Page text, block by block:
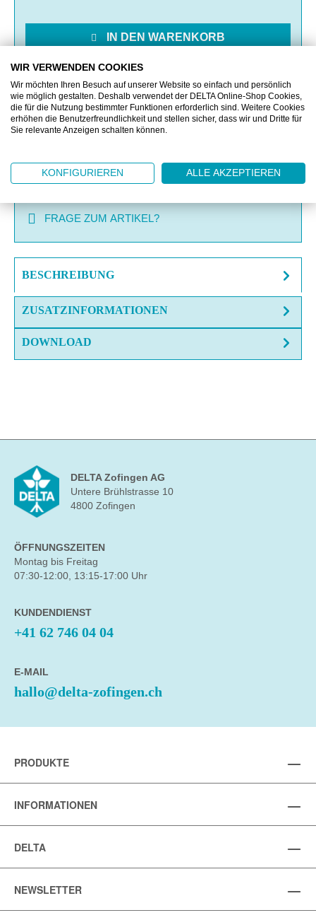
IN DEN WARENKORB
VERGLEICHEN
OFFERTE EINHOLEN
FRAGE ZUM ARTIKEL?
BESCHREIBUNG
ZUSATZINFORMATIONEN
DOWNLOAD
DELTA Zofingen AG
Untere Brühlstrasse 10
4800 Zofingen
ÖFFNUNGSZEITEN
Montag bis Freitag
07:30-12:00, 13:15-17:00 Uhr
KUNDENDIENST
+41 62 746 04 04
E-MAIL
hallo@delta-zofingen.ch
PRODUKTE
INFORMATIONEN
DELTA
NEWSLETTER
WIR VERWENDEN COOKIES
Wir möchten Ihren Besuch auf unserer Website so einfach und persönlich
wie möglich gestalten. Deshalb verwendet der DELTA Online-Shop Cookies,
die für die Nutzung bestimmter Funktionen erforderlich sind. Weitere Cookies
erhöhen die Benutzerfreundlichkeit und stellen sicher, dass wir und Dritte für
Sie relevante Anzeigen schalten können.
KONFIGURIEREN ALLE AKZEPTIEREN